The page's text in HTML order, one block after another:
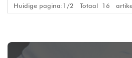
Huidige pagina:1/2 Totaal 16